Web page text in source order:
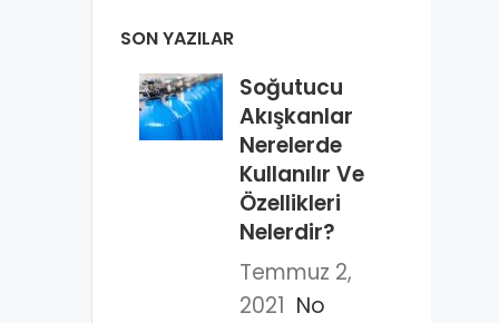
SON YAZILAR
Soğutucu
Akışkanlar
Nerelerde
Kullanılır Ve
Özellikleri
Nelerdir?
Temmuz 2,
2021 No